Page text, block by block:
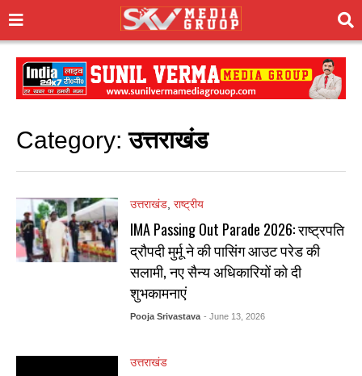
Category:उत्तराखंड
उत्तराखंड, राष्ट्रीय
IMA Passing Out Parade 2026: राष्ट्रपति
द्रौपदी मुर्मू ने की पासिंग आउट परेड की
सलामी, नए सैन्य अधिकारियों को दी
शुभकामनाएं
Pooja Srivastava - June 13, 2026
उत्तराखंड